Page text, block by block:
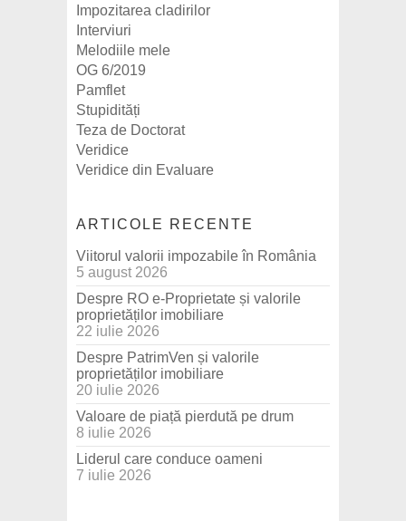
Impozitarea cladirilor
Interviuri
Melodiile mele
OG 6/2019
Pamflet
Stupidități
Teza de Doctorat
Veridice
Veridice din Evaluare
ARTICOLE RECENTE
Viitorul valorii impozabile în România
5 august 2026
Despre RO e-Proprietate și valorile
proprietăților imobiliare
22 iulie 2026
Despre PatrimVen și valorile
proprietăților imobiliare
20 iulie 2026
Valoare de piață pierdută pe drum
8 iulie 2026
Liderul care conduce oameni
7 iulie 2026